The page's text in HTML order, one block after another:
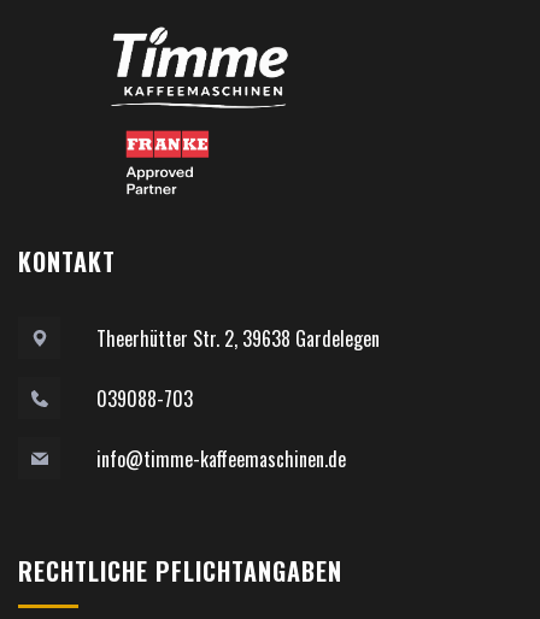
KONTAKT
Theerhütter Str. 2, 39638 Gardelegen
039088-703
info@timme-kaffeemaschinen.de
RECHTLICHE PFLICHTANGABEN